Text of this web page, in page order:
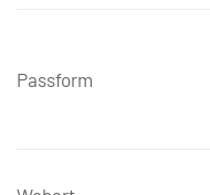
Passform